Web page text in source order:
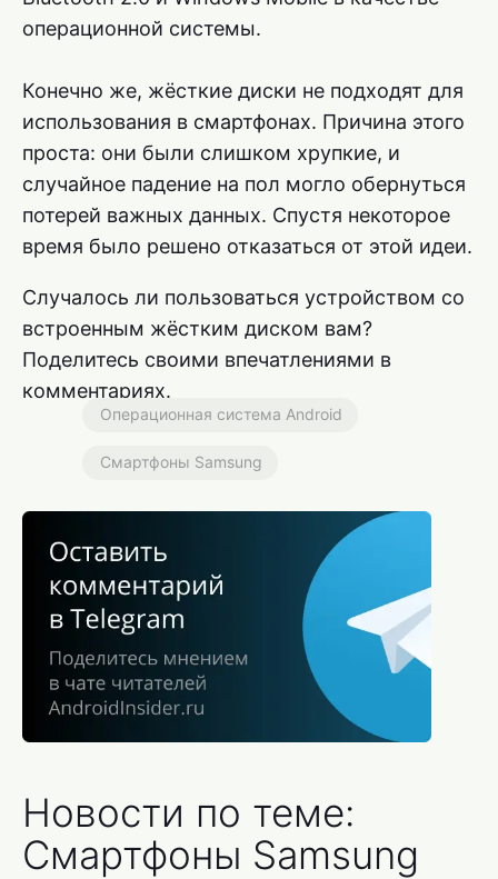
операционной системы.
Конечно же, жёсткие диски не подходят для
использования в смартфонах. Причина этого
проста: они были слишком хрупкие, и
случайное падение на пол могло обернуться
потерей важных данных. Спустя некоторое
время было решено отказаться от этой идеи.
Случалось ли пользоваться устройством со
встроенным жёстким диском вам?
Поделитесь своими впечатлениями в
комментариях.
Операционная система Android
Смартфоны Samsung
Новости по теме:
Смартфоны Samsung